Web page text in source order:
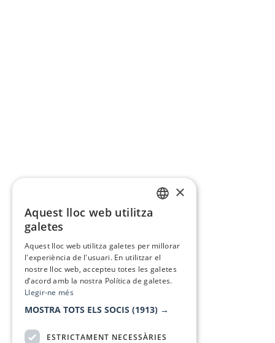
×
Aquest lloc web utilitza
galetes
Aquest lloc web utilitza galetes per millorar
l'experiència de l'usuari. En utilitzar el
nostre lloc web, accepteu totes les galetes
d’acord amb la nostra Política de galetes.
Llegir-ne més
MOSTRA TOTS ELS SOCIS (1913) →
ESTRICTAMENT NECESSÀRIES